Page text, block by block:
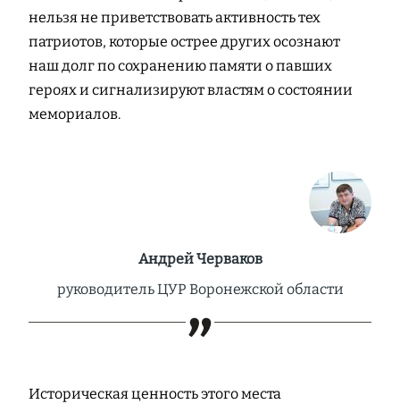
нельзя не приветствовать активность тех
патриотов, которые острее других осознают
наш долг по сохранению памяти о павших
героях и сигнализируют властям о состоянии
мемориалов.
Андрей Черваков
руководитель ЦУР Воронежской области
Историческая ценность этого места